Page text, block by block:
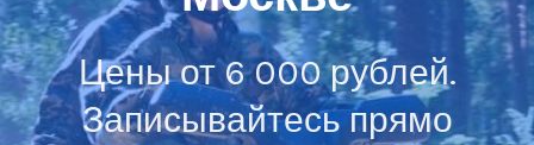
Цены от 6 000 рублей.
Записывайтесь прямо